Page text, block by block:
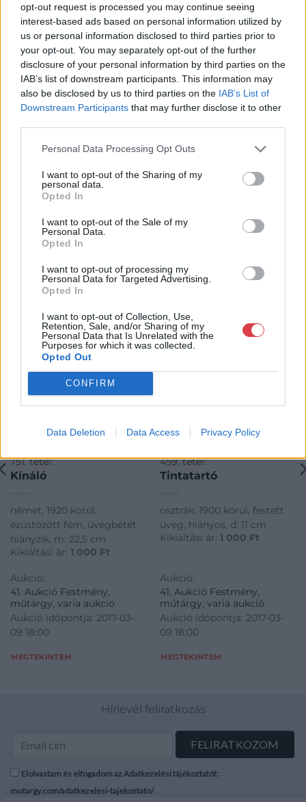
opt-out request is processed you may continue seeing
interest-based ads based on personal information utilized by
us or personal information disclosed to third parties prior to
your opt-out. You may separately opt-out of the further
disclosure of your personal information by third parties on the
IAB’s list of downstream participants. This information may
also be disclosed by us to third parties on the IAB’s List of
Downstream Participants that may further disclose it to other
Personal Data Processing Opt Outs
I want to opt-out of the Sharing of my
personal data.
Opted In
I want to opt-out of the Sale of my
Personal Data.
Opted In
I want to opt-out of processing my
Personal Data for Targeted Advertising.
Opted In
I want to opt-out of Collection, Use,
Retention, Sale, and/or Sharing of my
Personal Data that Is Unrelated with the
Purposes for which it was collected.
Opted Out
CONFIRM
Data Deletion Data Access Privacy Policy
Cím: Törő Tamás
1055, Budapest, Falk Miksa u.
24-26.
Telefon: 061/784-1111 061/780-
9307
Weboldal:
http://www.biksady.com
KAPCSOLÓDÓ MŰTÁRGYAK
751. tétel:
Kínáló
német, 1920 körül,
ezüstözött fém, üvegbetét
hiányzik, m: 22,5 cm
Kikiáltási ár: 1 000 Ft
Aukció:
41. Aukció Festmény,
műtárgy, varia aukció
Aukció időpontja: 2017-03-
09 18:00
MEGTEKINTEM
459. tétel:
Tintatartó
osztrák, 1900 körül, festett
üveg, hiányos, d: 11 cm
Kikiáltási ár: 1 000 Ft
Aukció:
41. Aukció Festmény,
műtárgy, varia aukció
Aukció időpontja: 2017-03-
09 18:00
MEGTEKINTEM
Hírlevél feliratkozás
Elolvastam és elfogadom az Adatkezelési tájékoztatót:
mutargy.com/adatkezelesi-tajekoztato/